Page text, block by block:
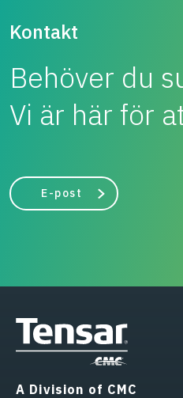
Kontakt
Behöver du
Vi är här för
E-post
A Division of CMC